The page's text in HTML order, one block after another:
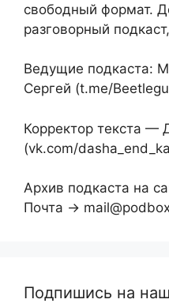
свободный формат.
разговорный
Ведущие подкаста:
Сергей (t.me/
Корректор текста —
(vk.com/
Архив подкаста на
Почта →
Подпишись на